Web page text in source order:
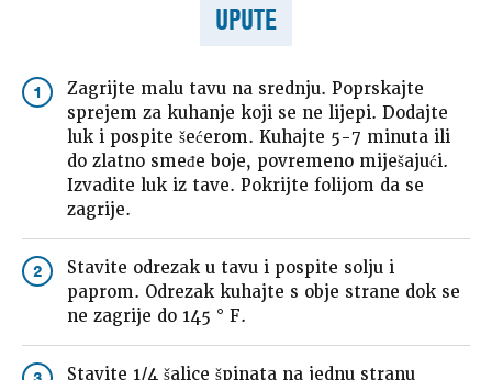
UPUTE
1
Zagrijte malu tavu na srednju. Poprskajte
sprejem za kuhanje koji se ne lijepi. Dodajte
luk i pospite šećerom. Kuhajte 5-7 minuta ili
do zlatno smeđe boje, povremeno miješajući.
Izvadite luk iz tave. Pokrijte folijom da se
zagrije.
2
Stavite odrezak u tavu i pospite solju i
paprom. Odrezak kuhajte s obje strane dok se
ne zagrije do 145 ° F.
Stavite 1/4 šalice špinata na jednu stranu